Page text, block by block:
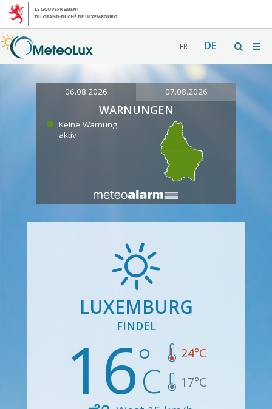
FR DE
06.08.2026 07.08.2026
WARNUNGEN
Keine Warnung
aktiv
LUXEMBURG
FINDEL
16 24°C
17°C